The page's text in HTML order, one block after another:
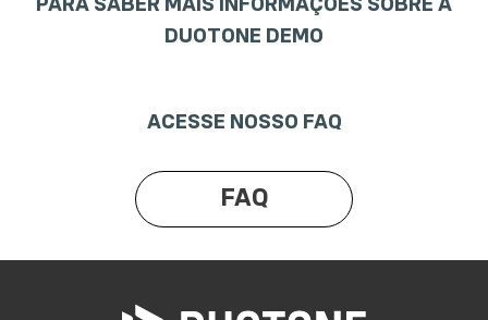
PARA SABER MAIS INFORMAÇÕES SOBRE A
DUOTONE DEMO
ACESSE NOSSO FAQ
FAQ